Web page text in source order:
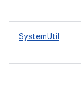
SystemUtil